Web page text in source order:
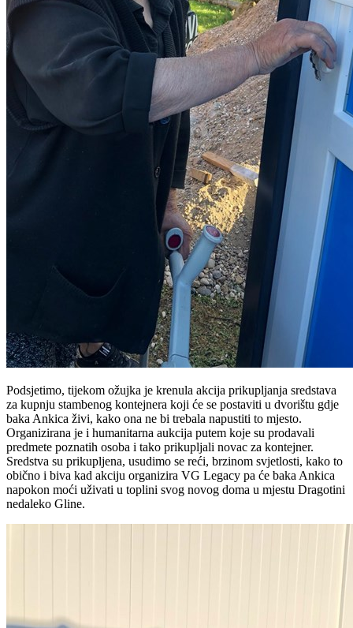
Podsjetimo, tijekom ožujka je krenula akcija prikupljanja sredstava
za kupnju stambenog kontejnera koji će se postaviti u dvorištu gdje
baka Ankica živi, kako ona ne bi trebala napustiti to mjesto.
Organizirana je i humanitarna aukcija putem koje su prodavali
predmete poznatih osoba i tako prikupljali novac za kontejner.
Sredstva su prikupljena, usudimo se reći, brzinom svjetlosti, kako to
obično i biva kad akciju organizira VG Legacy pa će baka Ankica
napokon moći uživati u toplini svog novog doma u mjestu Dragotini
nedaleko Gline.